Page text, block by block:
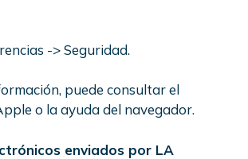
-> Seguridad.
puede consultar el
o la ayuda del navegador.
enviados por LA